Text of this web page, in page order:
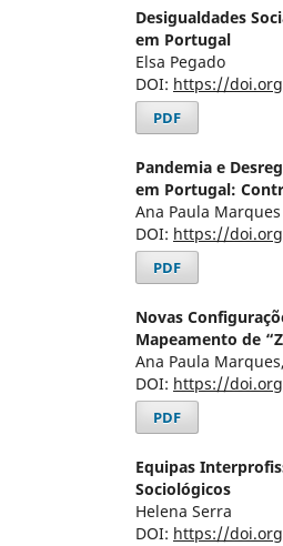
Desigualdades
em Portugal
Elsa Pegado
DOI: https://
PDF
Pandemia e
em Portugal:
Ana Paula Marques
DOI: https://
PDF
Novas
Mapeamento de
Ana Paula
DOI: https://
PDF
Equipas
Sociológicos
Helena Serra
DOI: https://